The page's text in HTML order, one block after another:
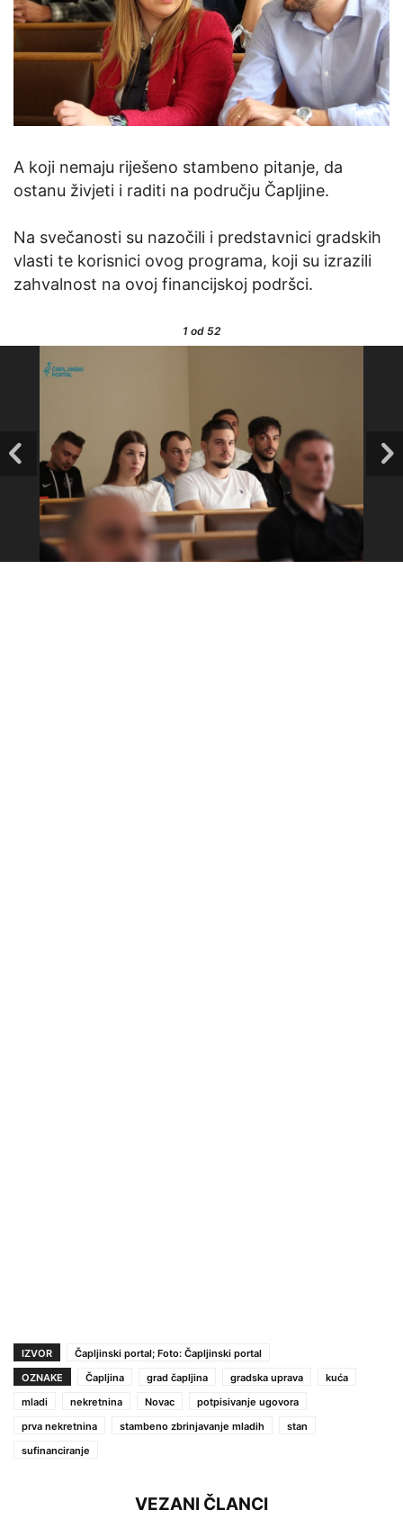
A koji nemaju riješeno stambeno pitanje, da
ostanu živjeti i raditi na području Čapljine.
Na svečanosti su nazočili i predstavnici gradskih
vlasti te korisnici ovog programa, koji su izrazili
zahvalnost na ovoj financijskoj podršci.
1 od 52
IZVOR
Čapljinski portal; Foto: Čapljinski portal
OZNAKE
Čapljina grad čapljina gradska uprava
kuća
mladi
nekretnina Novac
potpisivanje ugovora
prva nekretnina
stambeno zbrinjavanje mladih
stan
sufinanciranje
VEZANI ČLANCI